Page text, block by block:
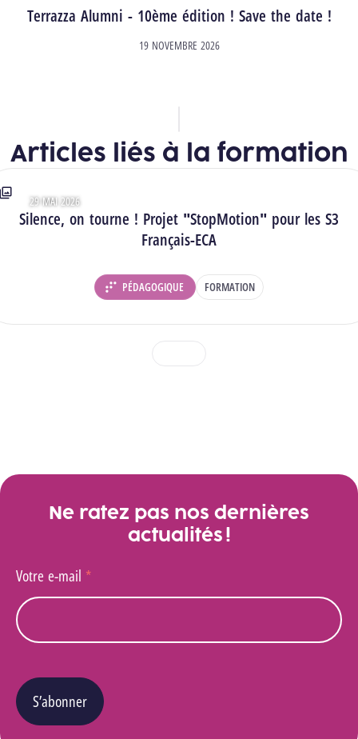
Terrazza Alumni - 10ème édition ! Save the date !
19 NOVEMBRE 2026
Articles liés à la formation
Silence, on tourne ! Projet "StopMotion" pour les S3
Français-ECA
Type : Photos
29 MAI 2026
DÉPARTEMENT :
PÉDAGOGIQUE FORMATION
1 2
Ne ratez pas nos dernières
actualités !
Votre e-mail *
S’abonner